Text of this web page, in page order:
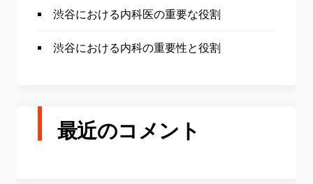
渋谷における内科医の重要な役割
渋谷における内科の重要性と役割
最近のコメント